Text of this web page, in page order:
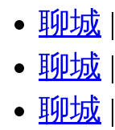
聊城 |
聊城 |
聊城 |